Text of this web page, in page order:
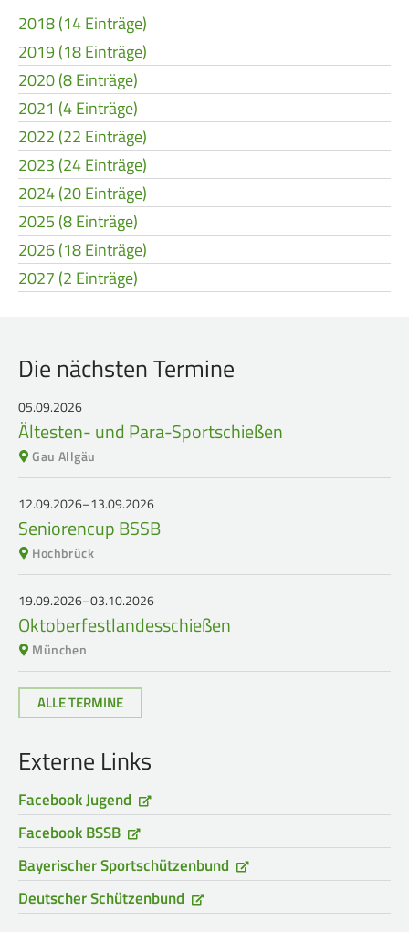
2018 (14 Einträge)
2019 (18 Einträge)
2020 (8 Einträge)
2021 (4 Einträge)
2022 (22 Einträge)
2023 (24 Einträge)
2024 (20 Einträge)
2025 (8 Einträge)
2026 (18 Einträge)
2027 (2 Einträge)
Die nächsten Termine
05.09.2026
Ältesten- und Para-Sportschießen
Gau Allgäu
12.09.2026–13.09.2026
Seniorencup BSSB
Hochbrück
19.09.2026–03.10.2026
Oktoberfestlandesschießen
München
ALLE TERMINE
Externe Links
Facebook Jugend
Facebook BSSB
Bayerischer Sportschützenbund
Deutscher Schützenbund